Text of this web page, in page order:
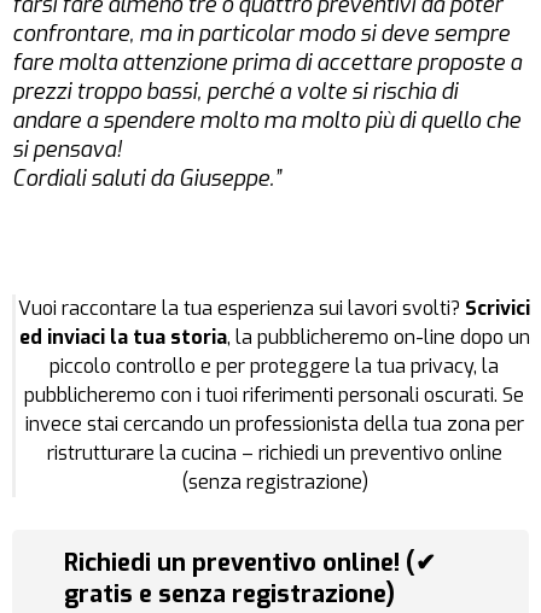
confrontare, ma in particolar modo si deve sempre
fare molta attenzione prima di accettare proposte a
prezzi troppo bassi, perché a volte si rischia di
andare a spendere molto ma molto più di quello che
si pensava!
Cordiali saluti da Giuseppe.”
Vuoi raccontare la tua esperienza sui lavori svolti? Scrivici
ed inviaci la tua storia, la pubblicheremo on-line dopo un
piccolo controllo e per proteggere la tua privacy, la
pubblicheremo con i tuoi riferimenti personali oscurati. Se
invece stai cercando un professionista della tua zona per
ristrutturare la cucina – richiedi un preventivo online
(senza registrazione)
Richiedi un preventivo online! (✔
gratis e senza registrazione)